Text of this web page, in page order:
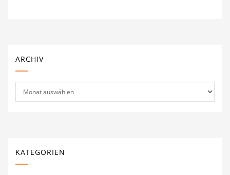
ARCHIV
KATEGORIEN